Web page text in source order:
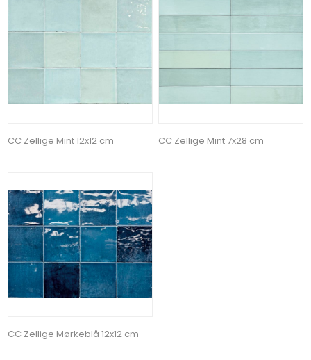
CC Zellige Mint 12x12 cm CC Zellige Mint 7x28 cm
CC Zellige Mørkeblå 12x12 cm